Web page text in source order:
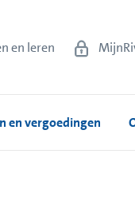
en leren
en vergoedingen